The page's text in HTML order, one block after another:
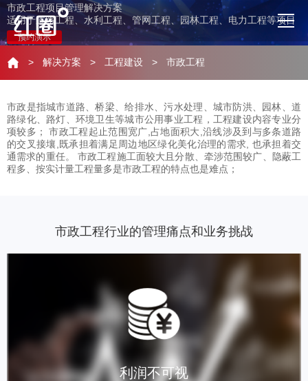
市政工程项目管理解决方案
适用于道路工程、水利工程、管网工程、园林工程、电力工程等项目
预约演示
> 解决方案 > 工程建设 > 市政工程
市政是指城市道路、桥梁、给排水、污水处理、城市防洪、园林、道
路绿化、路灯、环境卫生等城市公用事业工程，工程建设内容专业分
项较多； 市政工程起止范围宽广,占地面积大,沿线涉及到与多条道路
的交叉接壤,既承担着满足周边地区绿化美化治理的需求, 也承担着交
通需求的重任。 市政工程施工面较大且分散、牵涉范围较广、隐蔽工
程多、按实计量工程量多是市政工程的特点也是难点；
市政工程行业的管理痛点和业务挑战
利润不可视